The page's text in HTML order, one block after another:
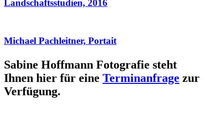
Landschaftsstudien, 2016
Michael Pachleitner, Portait
Sabine Hoffmann Fotografie steht
Ihnen hier für eine Terminanfrage zur
Verfügung.